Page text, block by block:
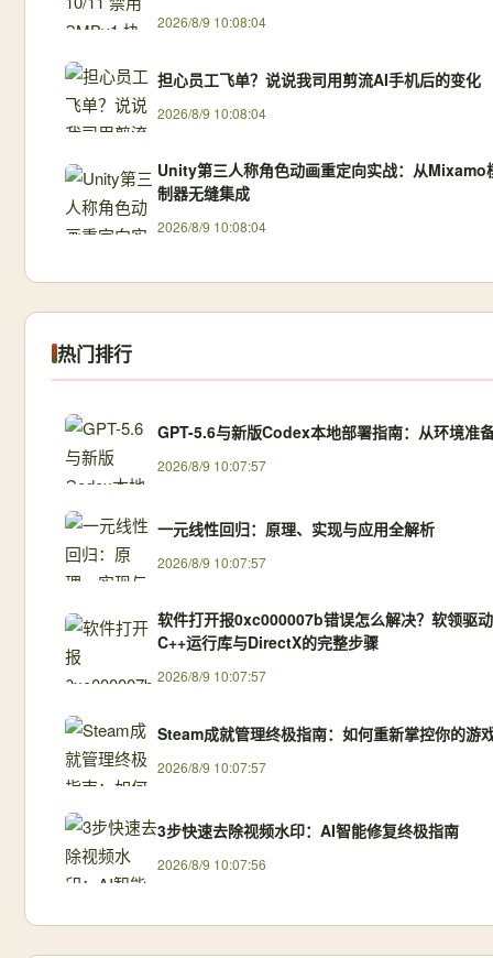
2026/8/9 10:08:04
担心员工飞单？说说我司用剪流AI手机后的变化
2026/8/9 10:08:04
Unity第三人称角色动画重定向实战：从Mixamo
制器无缝集成
2026/8/9 10:08:04
热门排行
GPT-5.6与新版Codex本地部署指南：从环境准
2026/8/9 10:07:57
一元线性回归：原理、实现与应用全解析
2026/8/9 10:07:57
软件打开报0xc000007b错误怎么解决？软领驱
C++运行库与DirectX的完整步骤
2026/8/9 10:07:57
Steam成就管理终极指南：如何重新掌控你的游
2026/8/9 10:07:57
3步快速去除视频水印：AI智能修复终极指南
2026/8/9 10:07:56